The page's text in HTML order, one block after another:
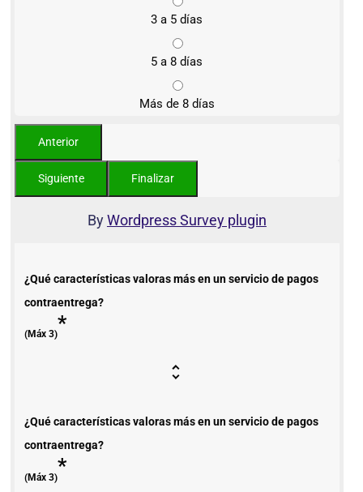
3 a 5 días
5 a 8 días
Más de 8 días
ByWordpress Survey plugin
¿Qué características valoras más en un servicio de pagos
contraentrega?
(Máx 3)*
¿Qué características valoras más en un servicio de pagos
contraentrega?
(Máx 3)*